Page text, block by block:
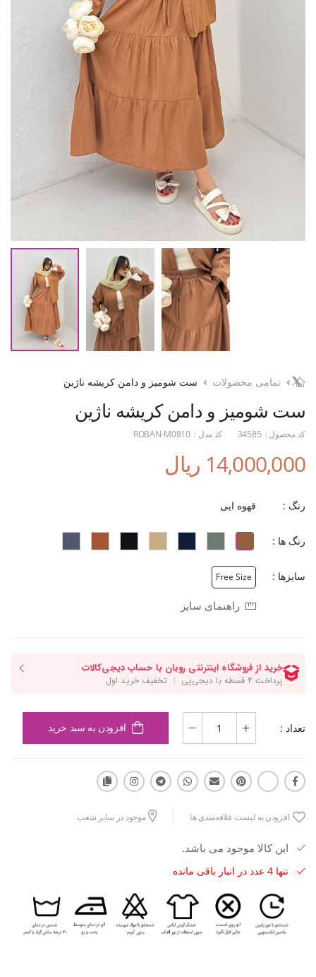
تمامی محصولات ست شومیز و دامن کریشه ناژین
ست شومیز و دامن کریشه ناژین
کد محصول : 34585 کد مدل : ROBAN-M0810
14,000,000 ریال
رنگ : قهوه ایی
رنگ ها :
سایزها : Free Size
راهنمای سایز
تعداد : افزودن به سبد خرید
افزودن به لیست علاقه‌مندی ها موجود در سایر شعب
این کالا موجود می باشد.
تنها 4 عدد در انبار باقی مانده